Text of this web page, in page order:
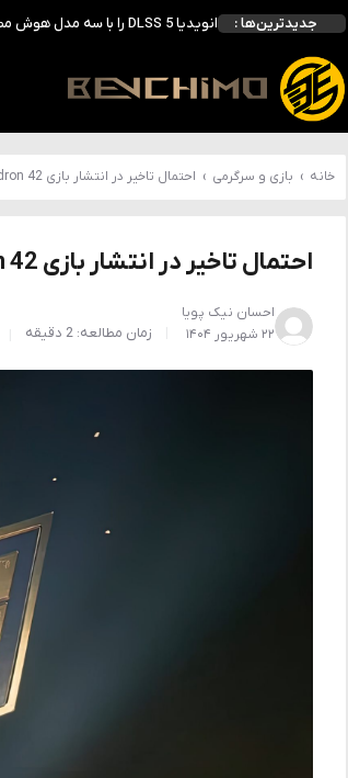
جدیدترین‌ها :
انویدیا DLSS 5 را با سه مدل هوش مصنوعی معرفی کرد؛ انتقادهای اولیه نتیجه داد
بررسی کیس GAMDIAS NESO P1 Pro؛ فول‌تاوری مهندسی‌شده برای سیستم‌های رده‌بالا
خانه › بازی و سرگرمی › احتمال تاخیر در انتشار بازی Squadron 42 بالاست !
احتمال تاخیر در انتشار بازی Squadron 42 بالاست !
احسان نیک پویا
۲۲ شهریور ۱۴۰۴
زمان مطالعه: 2 دقیقه